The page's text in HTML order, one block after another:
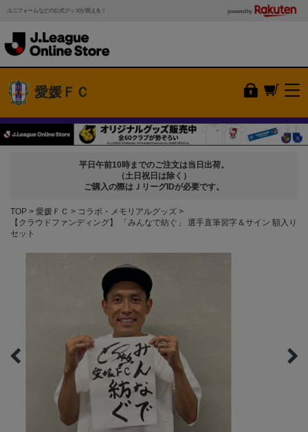
ユニフォームなどの公式グッズが買える！ powered by
愛媛ＦＣ
平日午前10時までのご注文は当日出荷。
（土日祝日は除く）
ご購入の際はＪリーグIDが必要です。
TOP 愛媛ＦＣ
コラボ・メモリアルグッズ
【クラウドファンディング】 「みんなで紡ぐ」 選手直筆習字＆サイン 額入り
セット